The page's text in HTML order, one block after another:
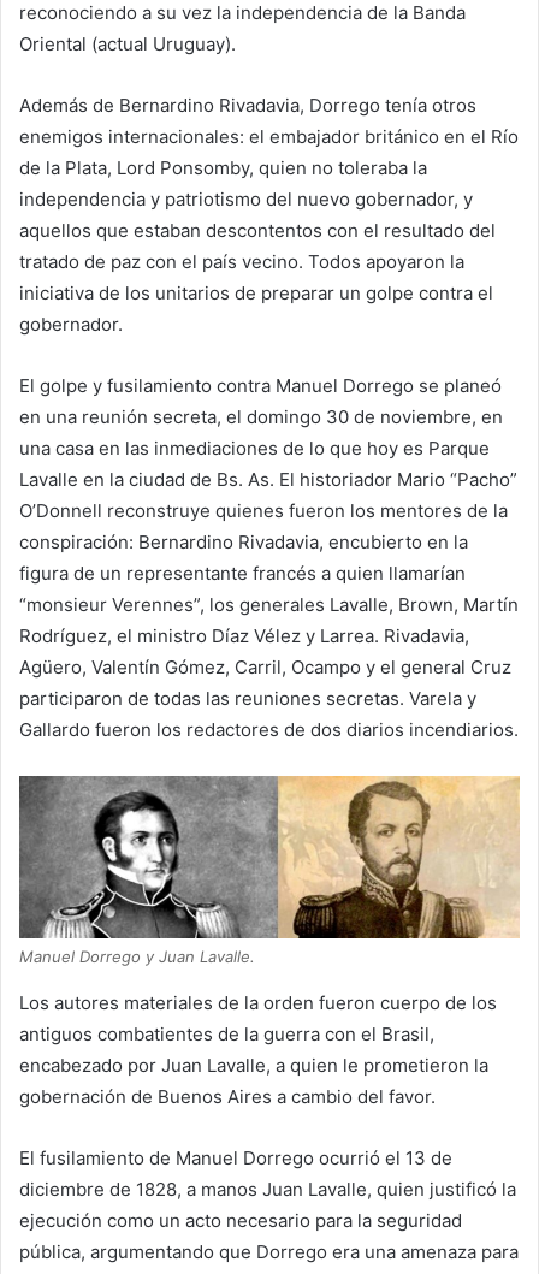
reconociendo a su vez la independencia de la Banda
Oriental (actual Uruguay).
Además de Bernardino Rivadavia, Dorrego tenía otros
enemigos internacionales: el embajador británico en el Río
de la Plata, Lord Ponsomby, quien no toleraba la
independencia y patriotismo del nuevo gobernador, y
aquellos que estaban descontentos con el resultado del
tratado de paz con el país vecino. Todos apoyaron la
iniciativa de los unitarios de preparar un golpe contra el
gobernador.
El golpe y fusilamiento contra Manuel Dorrego se planeó
en una reunión secreta, el domingo 30 de noviembre, en
una casa en las inmediaciones de lo que hoy es Parque
Lavalle en la ciudad de Bs. As. El historiador Mario “Pacho”
O’Donnell reconstruye quienes fueron los mentores de la
conspiración: Bernardino Rivadavia, encubierto en la
figura de un representante francés a quien llamarían
“monsieur Verennes”, los generales Lavalle, Brown, Martín
Rodríguez, el ministro Díaz Vélez y Larrea. Rivadavia,
Agüero, Valentín Gómez, Carril, Ocampo y el general Cruz
participaron de todas las reuniones secretas. Varela y
Gallardo fueron los redactores de dos diarios incendiarios.
Manuel Dorrego y Juan Lavalle.
Los autores materiales de la orden fueron cuerpo de los
antiguos combatientes de la guerra con el Brasil,
encabezado por Juan Lavalle, a quien le prometieron la
gobernación de Buenos Aires a cambio del favor.
El fusilamiento de Manuel Dorrego ocurrió el 13 de
diciembre de 1828, a manos Juan Lavalle, quien justificó la
ejecución como un acto necesario para la seguridad
pública, argumentando que Dorrego era una amenaza para